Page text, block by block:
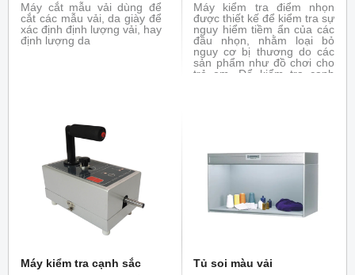
Máy cắt mẫu vải dùng để
cắt các mẫu vải, da giày để
xác định định lượng vải, hay
định lượng da
Máy kiểm tra điểm nhọn
được thiết kế để kiểm tra sự
nguy hiểm tiềm ẩn của các
đầu nhọn, nhằm loại bỏ
nguy cơ bị thương do các
sản phẩm như đồ chơi cho
trẻ em. Để kiểm tra cạnh
Máy kiểm tra cạnh sắc
Tủ soi màu vải